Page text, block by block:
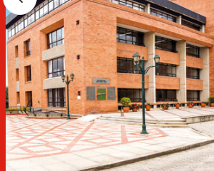
MACUB
¡Conoce nuestras nuevas colecciones!
Visítanos de lunes a viernes, de 9:00 a
de la noche; o los sábados de 10:00 de la
la tarde. Entrada gratuita.
Más información: Tel.
608 7450000Ext.